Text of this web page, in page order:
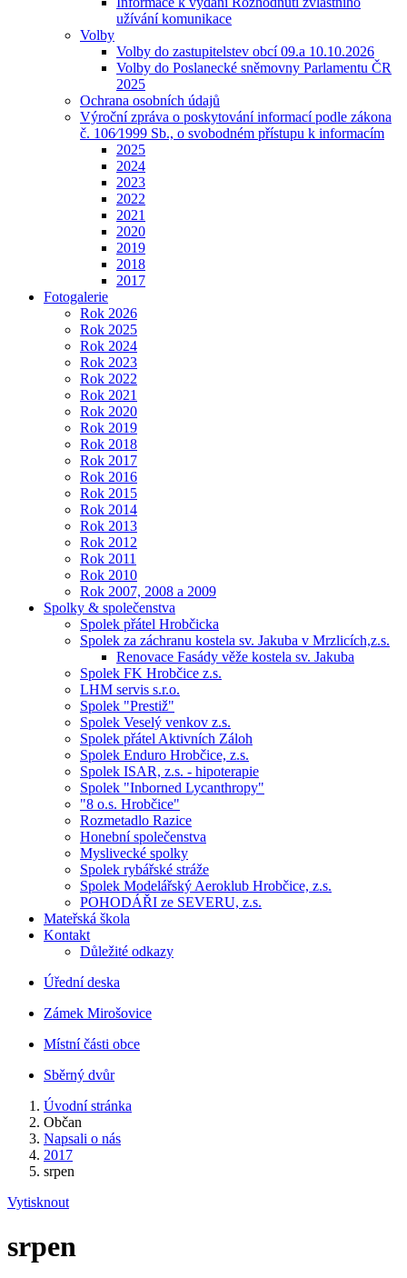
užívání komunikace
Volby
Volby do zastupitelstev obcí 09.a 10.10.2026
Volby do Poslanecké sněmovny Parlamentu ČR
2025
Ochrana osobních údajů
Výroční zpráva o poskytování informací podle zákona
č. 106⁄1999 Sb., o svobodném přístupu k informacím
2025
2024
2023
2022
2021
2020
2019
2018
2017
Fotogalerie
Rok 2026
Rok 2025
Rok 2024
Rok 2023
Rok 2022
Rok 2021
Rok 2020
Rok 2019
Rok 2018
Rok 2017
Rok 2016
Rok 2015
Rok 2014
Rok 2013
Rok 2012
Rok 2011
Rok 2010
Rok 2007, 2008 a 2009
Spolky & společenstva
Spolek přátel Hrobčicka
Spolek za záchranu kostela sv. Jakuba v Mrzlicích,z.s.
Renovace Fasády věže kostela sv. Jakuba
Spolek FK Hrobčice z.s.
LHM servis s.r.o.
Spolek "Prestiž"
Spolek Veselý venkov z.s.
Spolek přátel Aktivních Záloh
Spolek Enduro Hrobčice, z.s.
Spolek ISAR, z.s. - hipoterapie
Spolek "Inborned Lycanthropy"
"8 o.s. Hrobčice"
Rozmetadlo Razice
Honební společenstva
Myslivecké spolky
Spolek rybářské stráže
Spolek Modelářský Aeroklub Hrobčice, z.s.
POHODÁŘI ze SEVERU, z.s.
Mateřská škola
Kontakt
Důležité odkazy
Úřední deska
Zámek Mirošovice
Místní části obce
Sběrný dvůr
Úvodní stránka
Občan
Napsali o nás
2017
srpen
Vytisknout
srpen